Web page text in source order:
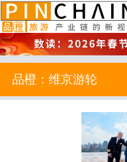
品橙旅游
品橙：维京游轮